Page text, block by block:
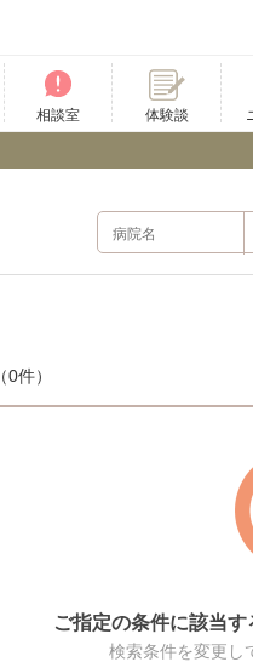
相談室 体験談
（0件）
ご指定の条件に該当す
検索条件を変更し